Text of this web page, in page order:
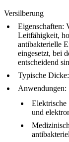
Versilberung
Eigenschaften:
Leitfähigkeit,
antibakterielle
eingesetzt, bei
entscheidend
Typische Dicke
Anwendungen:
Elektrische
und